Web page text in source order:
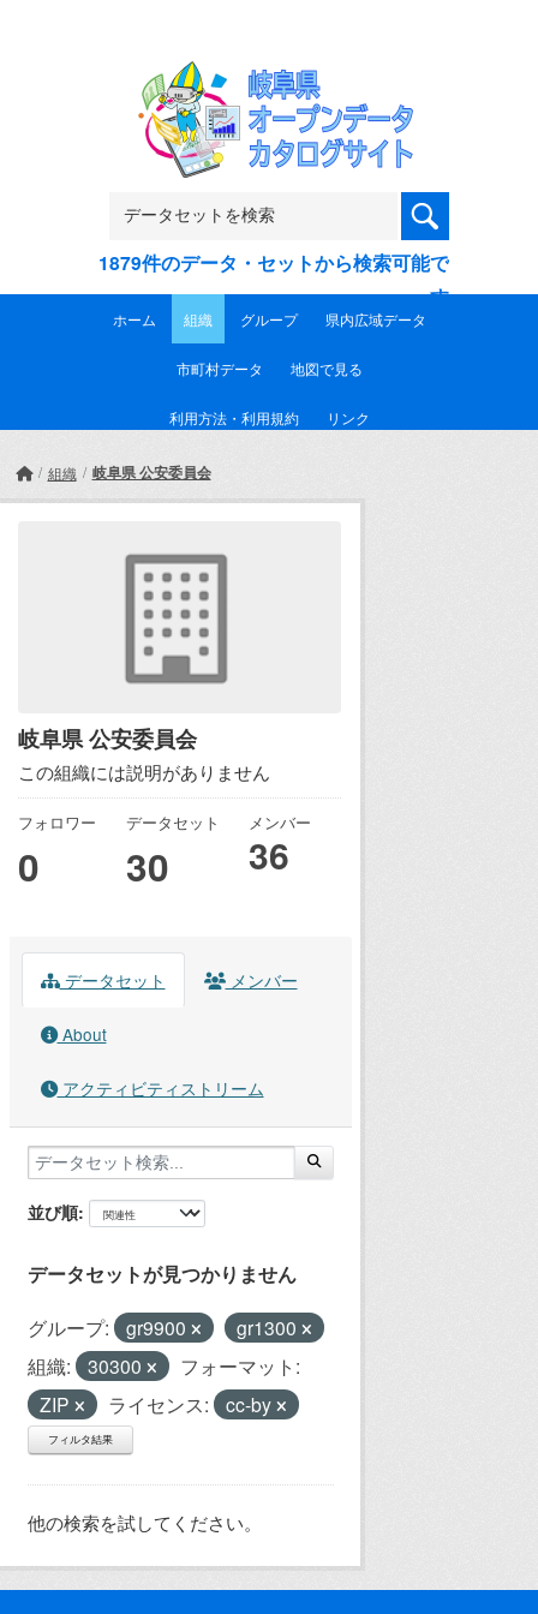
1879件のデータ・セットから検索可能で
す
ホーム 組織 グループ 県内広域データ
市町村データ 地図で見る
利用方法・利用規約 リンク
組織 岐阜県 公安委員会
岐阜県 公安委員会
この組織には説明がありません
フォロワー
0
データセット
30
メンバー
36
データセット メンバー
About
アクティビティストリーム
並び順
データセットが見つかりません
グループ: gr9900
gr1300
組織:
30300
フォーマット:
ZIP
ライセンス: cc-by
フィルタ結果
他の検索を試してください。